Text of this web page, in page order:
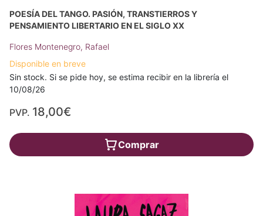
POESÍA DEL TANGO. PASIÓN, TRANSTIERROS Y
PENSAMIENTO LIBERTARIO EN EL SIGLO XX
Flores Montenegro, Rafael
Disponible en breve
Sin stock. Si se pide hoy, se estima recibir en la librería el
10/08/26
PVP. 18,00€
Comprar